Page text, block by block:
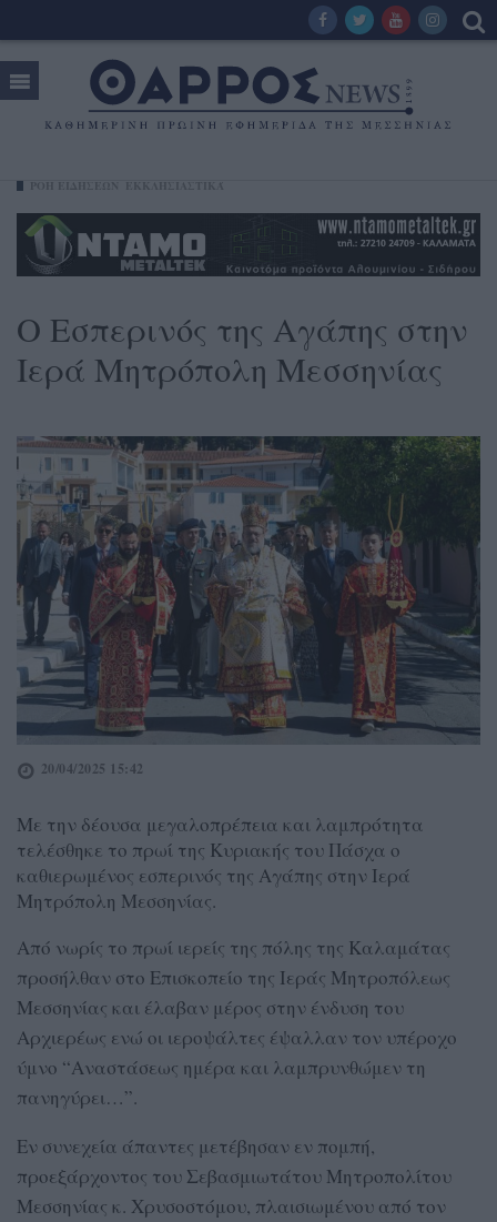
Ο Εσπερινός της Αγάπης στην
Ιερά Μητρόπολη Μεσσηνίας
20/04/2025 15:42
Με την δέουσα μεγαλοπρέπεια και λαμπρότητα
τελέσθηκε το πρωί της Κυριακής του Πάσχα ο
καθιερωμένος εσπερινός της Αγάπης στην Ιερά
Μητρόπολη Μεσσηνίας.
Από νωρίς το πρωί ιερείς της πόλης της Καλαμάτας
προσήλθαν στο Επισκοπείο της Ιεράς Μητροπόλεως
Μεσσηνίας και έλαβαν μέρος στην ένδυση του
Αρχιερέως ενώ οι ιεροψάλτες έψαλλαν τον υπέροχο
ύμνο “Αναστάσεως ημέρα και λαμπρυνθώμεν τη
πανηγύρει…”.
Εν συνεχεία άπαντες μετέβησαν εν πομπή,
προεξάρχοντος του Σεβασμιωτάτου Μητροπολίτου
Μεσσηνίας κ. Χρυσοστόμου, πλαισιωμένου από τον